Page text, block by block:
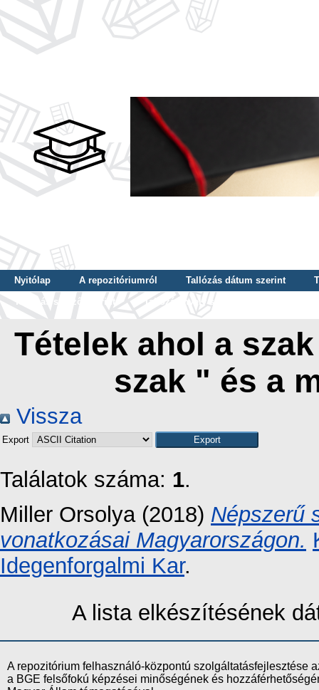
Nyitólap A repozitóriumról Tallózás dátum szerint
Tallózás szerző szerint
Tallózás nyelv szerint
Tételek ahol a
szak " és a
Vissza
Export
Találatok száma: 1.
Miller Orsolya (2018) Népszerű
vonatkozásai Magyarországon.
Idegenforgalmi Kar.
A lista elkészítésének
A repozitórium felhasználó-központú szolgáltatásfejlesztése
a BGE felsőfokú képzései minőségének és